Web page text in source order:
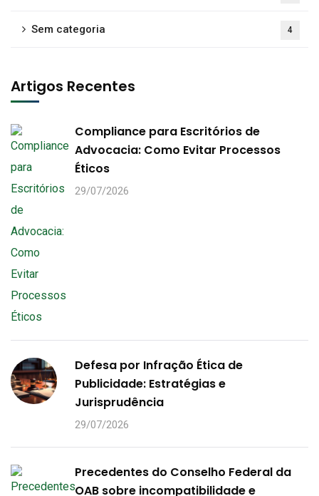
Sem categoria 4
Artigos Recentes
Compliance para Escritórios de
Advocacia: Como Evitar Processos
Éticos
29/07/2026
Defesa por Infração Ética de
Publicidade: Estratégias e
Jurisprudência
29/07/2026
Precedentes do Conselho Federal da
OAB sobre incompatibilidade e